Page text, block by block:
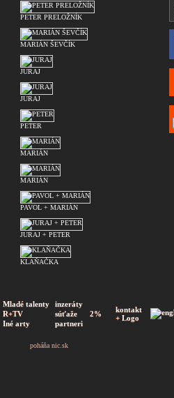
PETER PRELOŽNÍK
MARIÁN ŠEVČÍK
JURAJ
JURAJ
PETER
MARIÁN
MARIÁN
PAVOL + MARIÁN
JURAJ + PETER
KLAŇAČKA
Mladé talenty
inzeráty
2%
kontakt
+ Logo
R+TV
súťaže
Iné arty partneri
poháňa nic.sk